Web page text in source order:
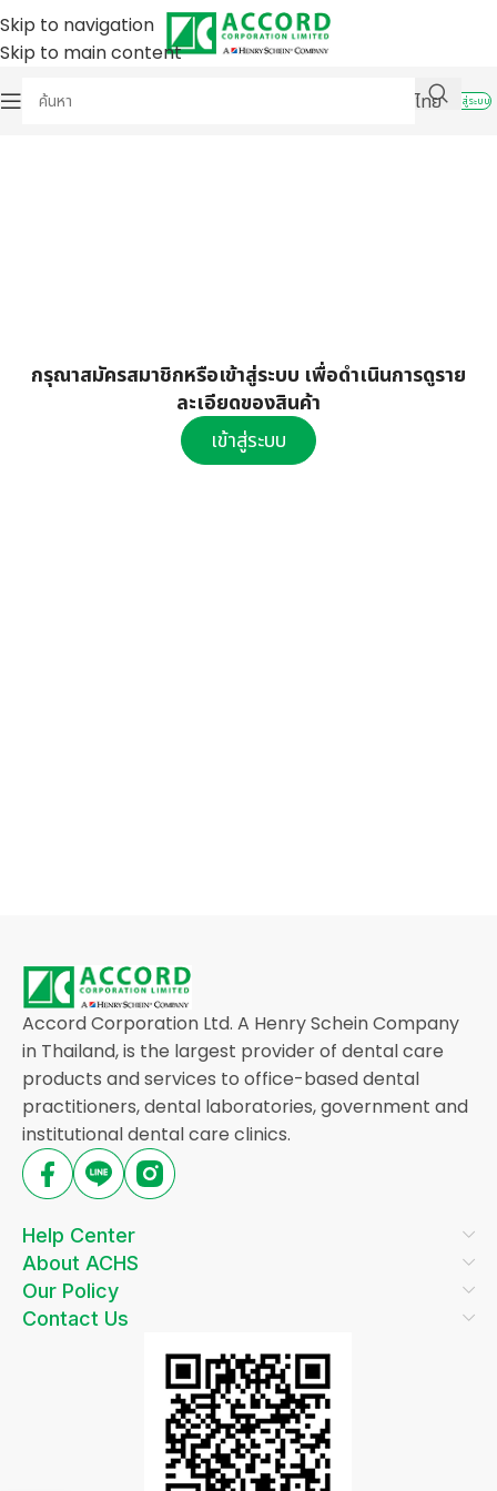
Skip to navigation
Skip to main content
ไทย
เข้าสู่ระบบ
กรุณาสมัครสมาชิกหรือเข้าสู่ระบบ เพื่อดำเนินการดูราย
ละเอียดของสินค้า
เข้าสู่ระบบ
Accord Corporation Ltd. A Henry Schein Company
in Thailand, is the largest provider of dental care
products and services to office-based dental
practitioners, dental laboratories, government and
institutional dental care clinics.
Help Center
About ACHS
Our Policy
Contact Us